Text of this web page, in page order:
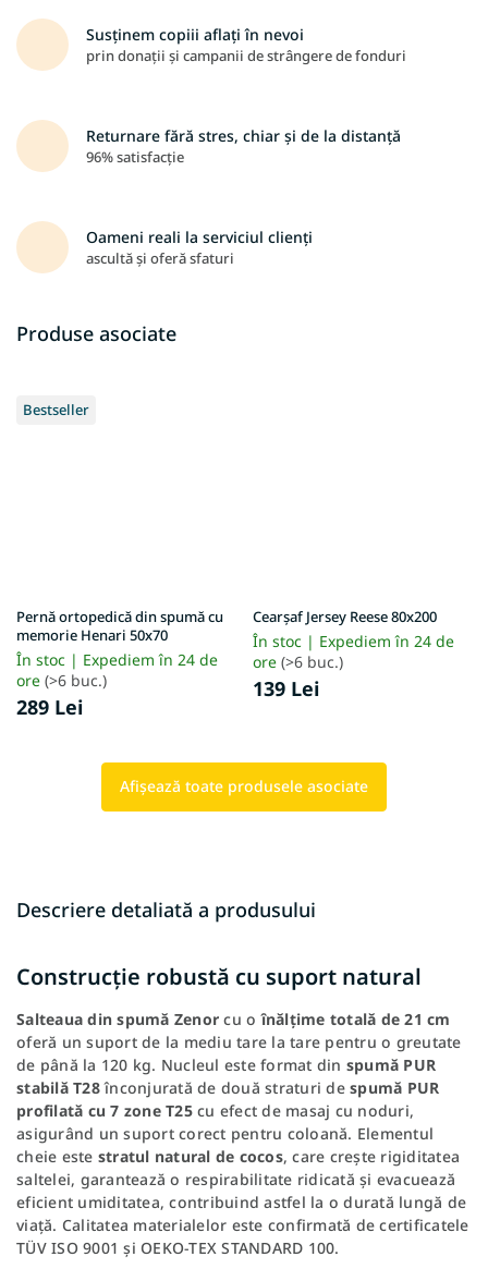
Susținem copiii aflați în nevoi
prin donații și campanii de strângere de fonduri
Returnare fără stres, chiar și de la distanță
96% satisfacție
Oameni reali la serviciul clienți
ascultă și oferă sfaturi
Produse asociate
Bestseller
Pernă ortopedică din spumă cu
memorie Henari 50x70
În stoc | Expediem în 24 de
ore (>6 buc.)
289 Lei
Cearșaf Jersey Reese 80x200
În stoc | Expediem în 24 de
ore (>6 buc.)
139 Lei
Afişează toate produsele asociate
Descriere detaliată a produsului
Construcție robustă cu suport natural
Salteaua din spumă Zenorcu oînălțime totală de 21 cm
oferă un suport de la mediu tare la tare pentru o greutate
de până la 120 kg. Nucleul este format din spumă PUR
stabilă T28înconjurată de două straturi de spumă PUR
profilată cu 7 zone T25cu efect de masaj cu noduri,
asigurând un suport corect pentru coloană. Elementul
cheie este stratul natural de cocos, care crește rigiditatea
saltelei, garantează o respirabilitate ridicată și evacuează
eficient umiditatea, contribuind astfel la o durată lungă de
viață. Calitatea materialelor este confirmată de certificatele
TÜV ISO 9001 și OEKO-TEX STANDARD 100.